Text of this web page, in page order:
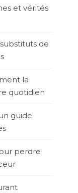
et vérités
de
la
quotidien
guide
perdre